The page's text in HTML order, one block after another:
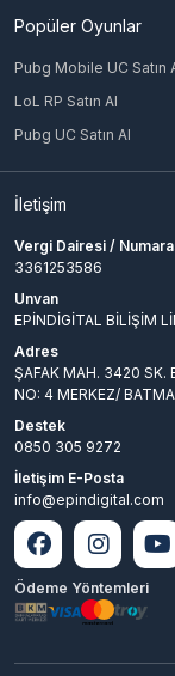
Popüler Oyunlar
Pubg Mobile UC Satın
LoL RP Satın Al
Pubg UC Satın Al
İletişim
Vergi Dairesi /
3361253586
Unvan
EPİNDİGİTAL BİLİŞİM
Adres
ŞAFAK MAH. 3420 SK.
NO: 4 MERKEZ/
Destek
0850 305 9272
İletişim E-Posta
info@epindigital.com
Ödeme Yöntemleri